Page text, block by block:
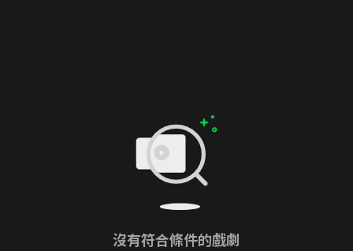
沒有符合條件的戲劇